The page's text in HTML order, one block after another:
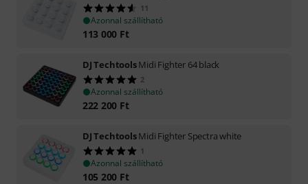
11
Azonnal szállítható
113 000 Ft
DJ TechtoolsMidi Fighter 64 black
2
Azonnal szállítható
222 200 Ft
DJ TechtoolsMidi Fighter Spectra white
1
Azonnal szállítható
105 200 Ft